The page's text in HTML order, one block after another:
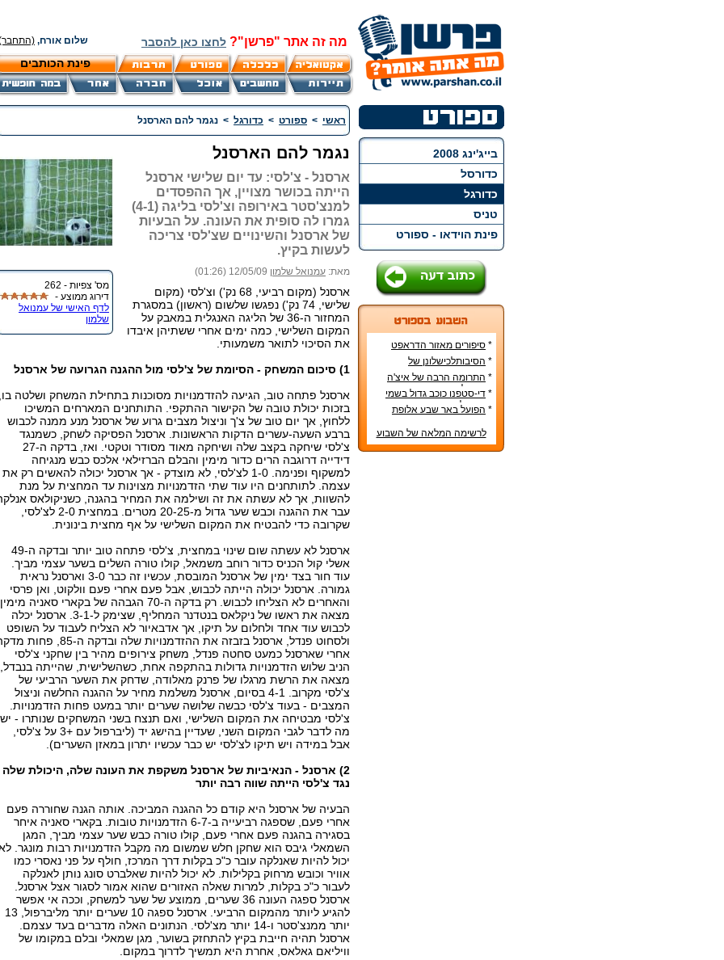
מה זה אתר "פרשן"? לחצו כאן להסבר שלום אורח,
פינת הכותבים
בייג'ינג 2008
כדורסל
כדורגל
טניס
פינת הוידאו - ספורט
* סיפורים מאזור הדראפט
האמריקני
* הסיבותלכישלונן של
הנבחרות הסקנדינביות
* התרומה הרבה של איצ'ה
מנחם לקידום ענף הספורט
* די-סטפנו כוכב גדול בשמי
הכדורגל האירופי
* הפועל באר שבע אלופת
לרשימה המלאה של השבוע
ראשי > ספורט > כדורגל > נגמר להם הארסנל
מס' צפיות - 262
דירוג ממוצע -
לדף האישי של עמנואל
שלמון
נגמר להם הארסנל
ארסנל - צ'לסי: עד יום שלישי ארסנל
הייתה בכושר מצויין, אך ההפסדים
למנצ'סטר באירופה וצ'לסי בליגה (4-1)
גמרו לה סופית את העונה. על הבעיות
של ארסנל והשינויים שצ'לסי צריכה
לעשות בקיץ.
מאת: עמנואל שלמון 12/05/09 (01:26)
ארסנל (מקום רביעי, 68 נק') וצ'לסי (מקום
שלישי, 74 נק') נפגשו שלשום (ראשון) במסגרת
המחזור ה-36 של הליגה האנגלית במאבק על
המקום השלישי, כמה ימים אחרי ששתיהן איבדו
את הסיכוי לתואר משמעותי.
1) סיכום המשחק - הסיומת של צ'לסי מול ההגנה הגרועה של ארסנל
ארסנל פתחה טוב, הגיעה להזדמנויות מסוכנות בתחילת המשחק ושלטה
בזכות יכולת טובה של הקישור ההתקפי. התותחנים המארחים המשיכו
ללחוץ, אך יום טוב של צ'ך וניצול מצבים גרוע של ארסנל מנע ממנה לכבוש
ברבע השעה-עשרים הדקות הראשונות. ארסנל הפסיקה לשחק, כשמנגד
צ'לסי שיחקה בקצב שלה ושיחקה מאוד מסודר וטקטי. ואז, בדקה ה-27
דידייה דרוגבה הרים כדור מימין והבלם הברזילאי אלכס כבש מנגיחה
למשקוף ופנימה. 1-0 לצ'לסי, לא מוצדק - אך ארסנל יכולה להאשים רק את
עצמה. לתותחנים היו עוד שתי הזדמנויות מצוינות עד המחצית על מנת
להשוות, אך לא עשתה את זה ושילמה את המחיר בהגנה, כשניקולאס
עבר את ההגנה וכבש שער גדול מ-20-25 מטרים. במחצית 2-0 לצ'לסי,
שקרובה כדי להבטיח את המקום השלישי על אף מחצית בינונית.
ארסנל לא עשתה שום שינוי במחצית, צ'לסי פתחה טוב יותר ובדקה ה-49
אשלי קול הכניס כדור רוחב משמאל, קולו טורה השלים בשער עצמי מביך.
עוד חור בצד ימין של ארסנל המובסת, עכשיו זה כבר 3-0 וארסנל נראית
גמורה. ארסנל יכולה הייתה לכבוש, אבל פעם אחרי פעם וולקוט, ואן פרסי
והאחרים לא הצליחו לכבוש. רק בדקה ה-70 הגבהה של בקארי סאניה מימין
מצאה את ראשו של ניקלאס בנטדנר המחליף, שצימק ל-3-1. ארסנל יכלה
לכבוש עוד אחד ולחלום על תיקו, אך אדבאיור לא הצליח לעבוד על השופט
ולסחוט פנדל, ארסנל בזבזה את ההזדמנויות שלה ובדקה ה-85,
אחרי שארסנל כמעט סחטה פנדל, משחק צירופים מהיר בין שחקני צ'לסי
הניב שלוש הזדמנויות גדולות בהתקפה אחת, כשהשלישית, שהייתה בנבדל,
מצאה את הרשת מרגלו של פרנק מאלודה, שדחק את השער הרביעי של
צ'לסי מקרוב. 4-1 בסיום, ארסנל משלמת מחיר על ההגנה החלשה וניצול
המצבים - בעוד צ'לסי כבשה שלושה שערים יותר במעט פחות הזדמנויות.
צ'לסי מבטיחה את המקום השלישי, ואם תנצח בשני המשחקים שנותרו - יש
מה לדבר לגבי המקום השני, שעדיין בהישג יד (ליברפול עם +3 על צ'לסי,
אבל במידה ויש תיקו לצ'לסי יש כבר עכשיו יתרון במאזן השערים).
2) ארסנל - הנאיביות של ארסנל משקפת את העונה שלה, היכולת שלה
נגד צ'לסי הייתה שווה רבה יותר
הבעיה של ארסנל היא קודם כל ההגנה המביכה. אותה הגנה שחוררה פעם
אחרי פעם, שספגה רביעייה ב-6-7 הזדמנויות טובות. בקארי סאניה איחר
בסגירה בהגנה פעם אחרי פעם, קולו טורה כבש שער עצמי מביך, המגן
השמאלי גיבס הוא שחקן חלש שמשום מה מקבל הזדמנויות רבות מונגר.
יכול להיות שאנלקה עובר כ"כ בקלות דרך המרכז, חולף על פני נאסרי כמו
אוויר וכובש מרחוק בקלילות. לא יכול להיות שאלברט סונג נותן לאנלקה
לעבור כ"כ בקלות, למרות שאלה האזורים שהוא אמור לסגור אצל ארסנל.
ארסנל ספגה העונה 36 שערים, ממוצע של שער למשחק, וככה אי אפשר
להגיע ליותר מהמקום הרביעי. ארסנל ספגה 10 שערים יותר מליברפול, 13
יותר ממנצ'סטר ו-14 יותר מצ'לסי. הנתונים האלה מדברים בעד עצמם.
ארסנל תהיה חייבת בקיץ להתחזק בשוער, מגן שמאלי ובלם במקומו של
וויליאם גאלאס, אחרת היא תמשיך לדרוך במקום.